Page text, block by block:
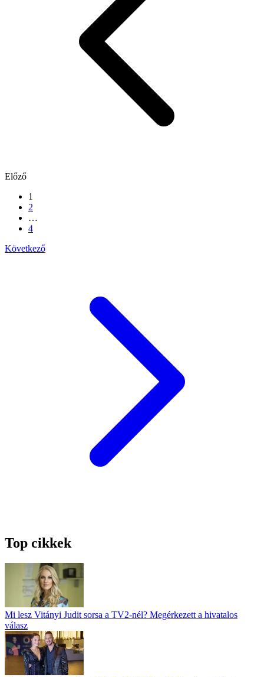
Előző
1
2
…
4
Következő
Top cikkek
Mi lesz Vitányi Judit sorsa a TV2-nél? Megérkezett a hivatalos
válasz